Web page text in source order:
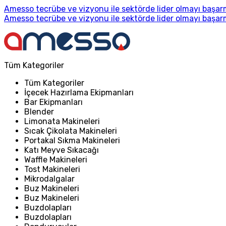
Amesso tecrübe ve vizyonu ile sektörde lider olmayı
Amesso tecrübe ve vizyonu ile sektörde lider olmayı
Tüm Kategoriler
Tüm Kategoriler
İçecek Hazırlama Ekipmanları
Bar Ekipmanları
Blender
Limonata Makineleri
Sıcak Çikolata Makineleri
Portakal Sıkma Makineleri
Katı Meyve Sıkacağı
Waffle Makineleri
Tost Makineleri
Mikrodalgalar
Buz Makineleri
Buz Makineleri
Buzdolapları
Buzdolapları